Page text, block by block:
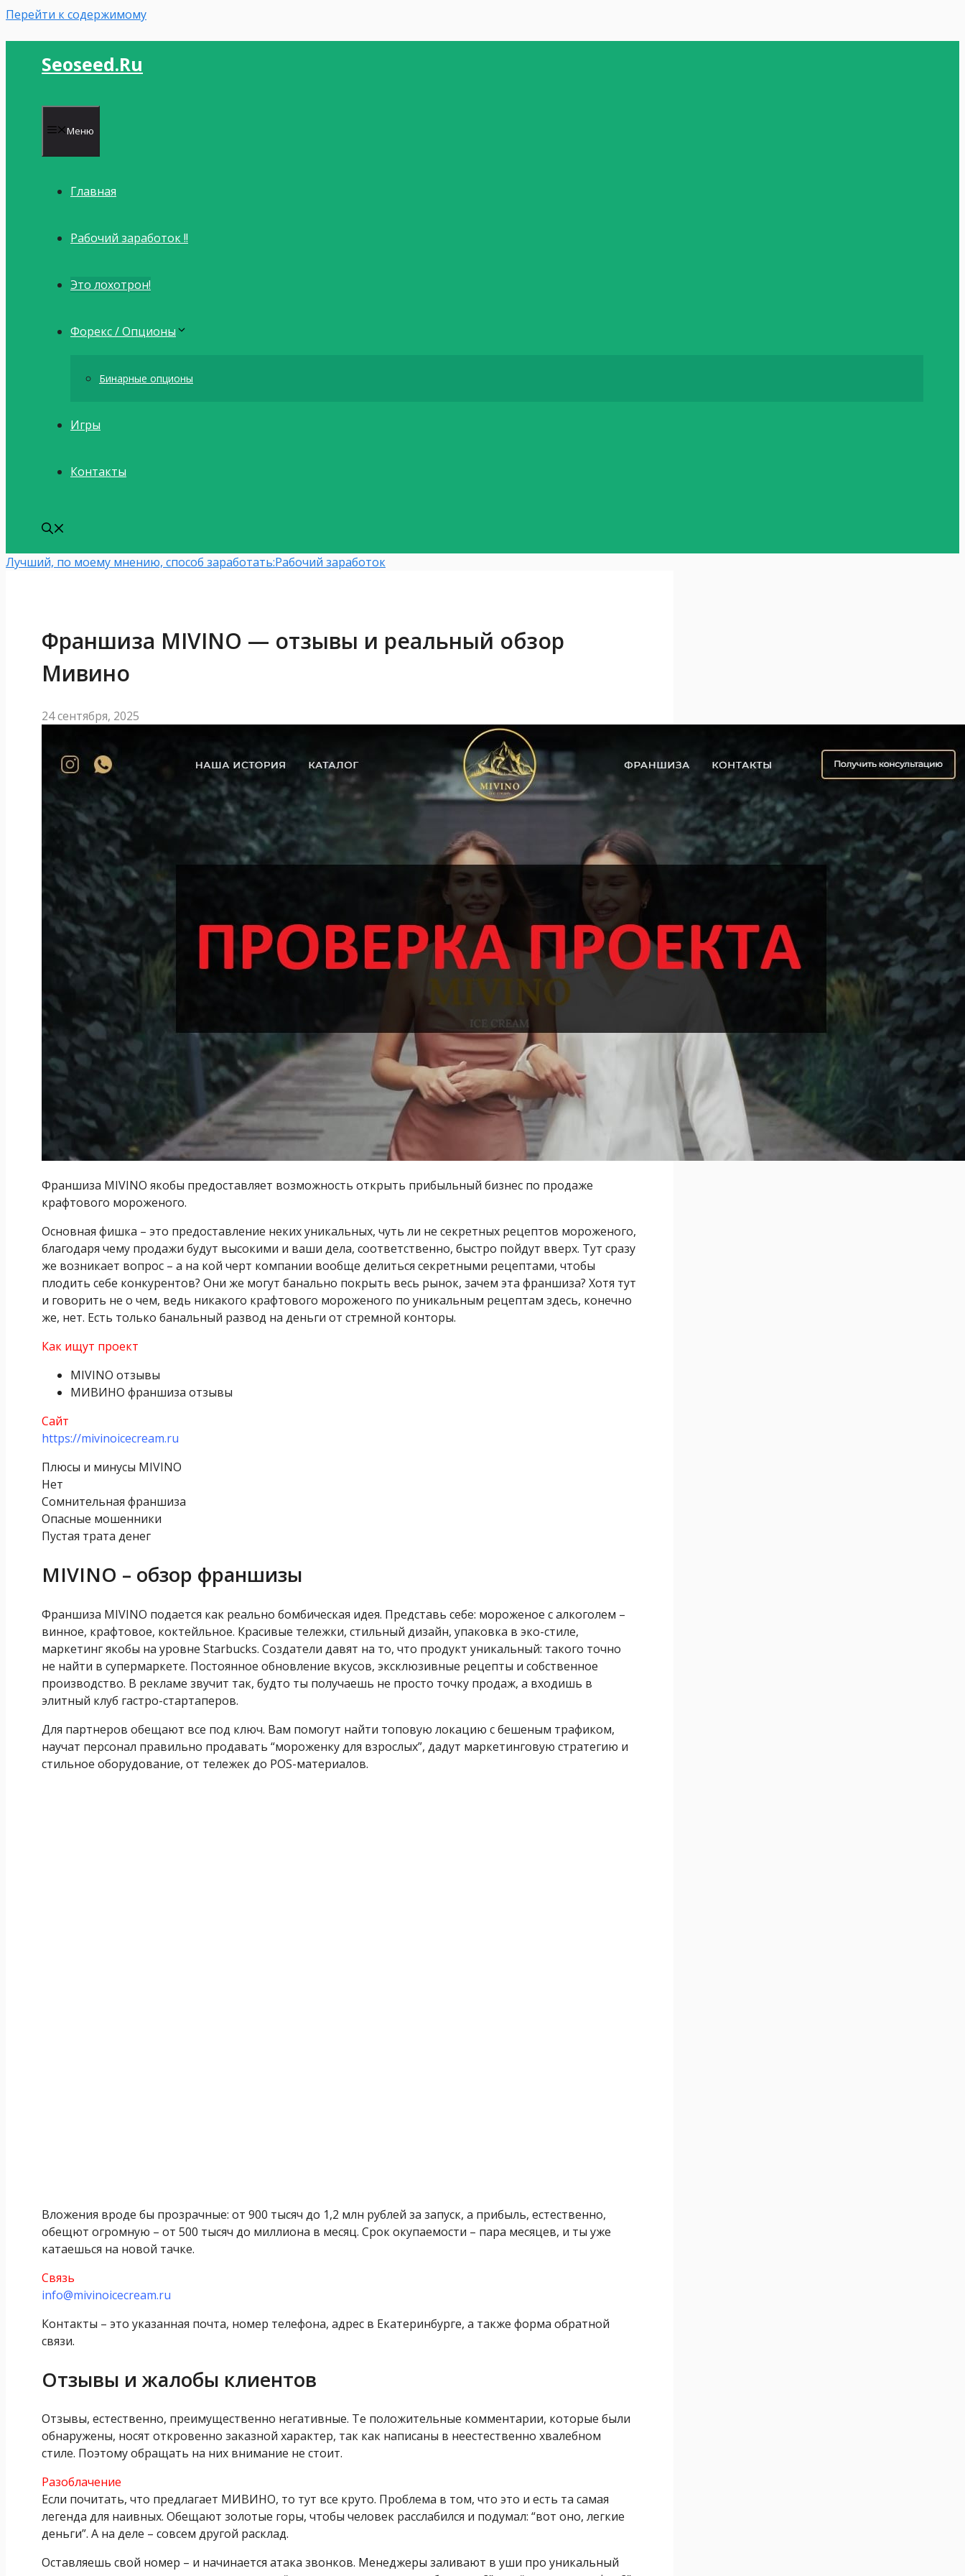
Перейти к содержимому
Seoseed.ru
Меню
Главная
Рабочий заработок !!
Это лохотрон!
Форекс / Опционы
Бинарные опционы
Игры
Контакты
Лучший, по моему мнению, способ заработать:Рабочий заработок
Франшиза MIVINO — отзывы и реальный обзор
Мивино
24 сентября, 2025
Франшиза MIVINO якобы предоставляет возможность открыть прибыльный бизнес по продаже
крафтового мороженого.
Основная фишка – это предоставление неких уникальных, чуть ли не секретных рецептов мороженого,
благодаря чему продажи будут высокими и ваши дела, соответственно, быстро пойдут вверх. Тут сразу
же возникает вопрос – а на кой черт компании вообще делиться секретными рецептами, чтобы
плодить себе конкурентов? Они же могут банально покрыть весь рынок, зачем эта франшиза? Хотя тут
и говорить не о чем, ведь никакого крафтового мороженого по уникальным рецептам здесь, конечно
же, нет. Есть только банальный развод на деньги от стремной конторы.
Как ищут проект
MIVINO отзывы
МИВИНО франшиза отзывы
Сайт
https://mivinoicecream.ru
Плюсы и минусы MIVINO
Нет
Сомнительная франшиза
Опасные мошенники
Пустая трата денег
MIVINO – обзор франшизы
Франшиза MIVINO подается как реально бомбическая идея. Представь себе: мороженое с алкоголем –
винное, крафтовое, коктейльное. Красивые тележки, стильный дизайн, упаковка в эко-стиле,
маркетинг якобы на уровне Starbucks. Создатели давят на то, что продукт уникальный: такого точно
не найти в супермаркете. Постоянное обновление вкусов, эксклюзивные рецепты и собственное
производство. В рекламе звучит так, будто ты получаешь не просто точку продаж, а входишь в
элитный клуб гастро-стартаперов.
Для партнеров обещают все под ключ. Вам помогут найти топовую локацию с бешеным трафиком,
научат персонал правильно продавать “мороженку для взрослых”, дадут маркетинговую стратегию и
стильное оборудование, от тележек до POS-материалов.
Вложения вроде бы прозрачные: от 900 тысяч до 1,2 млн рублей за запуск, а прибыль, естественно,
обещют огромную – от 500 тысяч до миллиона в месяц. Срок окупаемости – пара месяцев, и ты уже
катаешься на новой тачке.
Связь
info@mivinoicecream.ru
Контакты – это указанная почта, номер телефона, адрес в Екатеринбурге, а также форма обратной
связи.
Отзывы и жалобы клиентов
Отзывы, естественно, преимущественно негативные. Те положительные комментарии, которые были
обнаружены, носят откровенно заказной характер, так как написаны в неестественно хвалебном
стиле. Поэтому обращать на них внимание не стоит.
Разоблачение
Если почитать, что предлагает МИВИНО, то тут все круто. Проблема в том, что это и есть та самая
легенда для наивных. Обещают золотые горы, чтобы человек расслабился и подумал: “вот оно, легкие
деньги”. А на деле – совсем другой расклад.
Оставляешь свой номер – и начинается атака звонков. Менеджеры заливают в уши про уникальный